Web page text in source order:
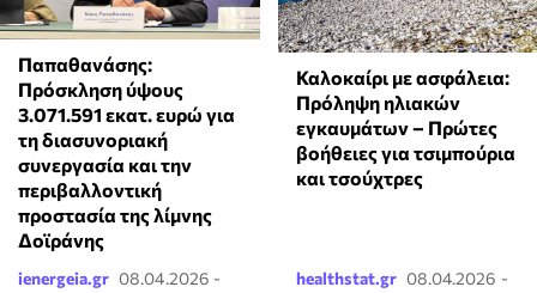
Παπαθανάσης:
Πρόσκληση ύψους
3.071.591 εκατ. ευρώ για
τη διασυνοριακή
συνεργασία και την
περιβαλλοντική
προστασία της λίμνης
Δοϊράνης
ienergeia.gr 08.04.2026 -
Καλοκαίρι με ασφάλεια:
Πρόληψη ηλιακών
εγκαυμάτων – Πρώτες
βοήθειες για τσιμπούρια
και τσούχτρες
healthstat.gr 08.04.2026 -